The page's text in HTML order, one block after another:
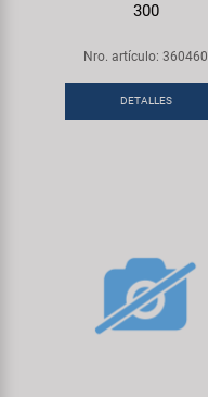
300
Nro. artículo: 360460
DETALLES